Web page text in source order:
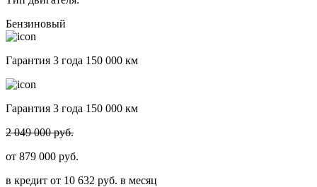
Бензиновый
Гарантия 3 года 150 000 км
Гарантия 3 года 150 000 км
2 049 000 руб.
от 879 000 руб.
в кредит от 10 632 руб. в месяц